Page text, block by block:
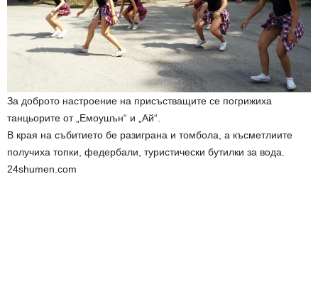
За доброто настроение на присъстващите се погрижиха
танцьорите от „Емоушън“ и „Ай“.
В края на събитието бе разиграна и томбола, а късметлиите
получиха топки, федербали, туристически бутилки за вода.
24shumen.com